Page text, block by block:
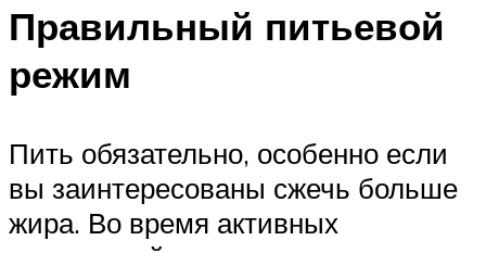
Правильный питьевой
режим
Пить обязательно, особенно если
вы заинтересованы сжечь больше
жира. Во время активных